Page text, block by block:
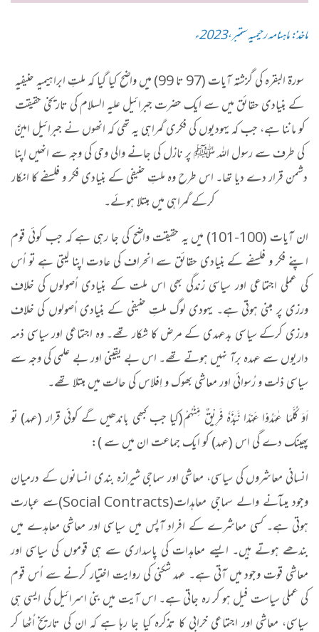
ماخذ: ماہنامہ رحیمیہ ستمبر،2023ء
سورۃ البقرہ کی گزشتہ آیات (97 تا 99) میں واضح کیا گیا کہ ملتِ ابراہیمیہ حنیفیہ
کے بنیادی حقائق میں سے ایک حضرت جبرائیل علیہ السلام کی تاریخی حقیقت
کو ماننا ہے، جب کہ یہودیوں کی فکری گمراہی یہ تھی کہ انھوں نے جبرائیل امینؑ
کی طرف سے رسول اللہ ﷺ پر نازل کی جانے والی وحی کی وجہ سے انھیں اپنا
دشمن قرار دے دیا تھا۔ اس طرح وہ ملتِ حنیفی کے بنیادی فکر و فلسفے کا انکار
کرکے گمراہی میں مبتلا ہوئے۔
ان آیات (100-101) میں یہ حقیقت واضح کی جا رہی ہے کہ جب کوئی قوم
اپنے فکر و فلسفے کے بنیادی حقائق سے انحراف کی عادت اپنا لیتی ہے تو اُس
کی عملی اجتماعی اور سیاسی زندگی بھی اس ملت کے بنیادی اُصولوں کی خلاف
ورزی پر مبنی ہوتی ہے۔ یہودی لوگ ملتِ حنیفی کے بنیادی اُصولوں کی خلاف
ورزی کرکے سیاسی بدعہدی کے مرض کا شکار تھے۔ وہ اجتماعی اور سیاسی ذمہ
داریوں سے عہدہ برآ نہیں ہوتے تھے۔ اس بے یقینی اور بے علمی کی وجہ سے
سیاسی ذلت و رُسوائی اور معاشی بھوک و اِفلاس کی حالت میں مبتلا تھے۔
اَوَ كُلَّمَا عٰهَدُوْا عَهْدًا نَّبَذَهٗ فَرِیْقٌ مِّنْهُمْ(کیا جب کبھی باندھیں گے کوئی قرار (عہد) تو
پھینک دے گی اس (عہد) کو ایک جماعت ان میں سے):
انسانی معاشروں کی سیاسی، معاشی اور سماجی شیرازہ بندی انسانوں کے درمیان
وجود میںآنے والے سماجی معاہدات(Social Contracts)سے عبارت
ہوتی ہے۔ کسی معاشرے کے افراد آپس میں سیاسی اور معاشی معاہدے میں
بندھے ہوتے ہیں۔ ایسے معاہدات کی پاسداری سے ہی قوموں کی سیاسی اور
معاشی قوت وجود میں آتی ہے۔ عہد شکنی کی روایت اختیار کرنے سے اُس قوم
کی عملی سیاست فیل ہو کر رہ جاتی ہے۔ اس آیت میں بنی اسرائیل کی ایسی ہی
سیاسی، معاشی اور اجتماعی خرابی کا تذکرہ کیا جا رہا ہے کہ ان کی تاریخ اُٹھا کر